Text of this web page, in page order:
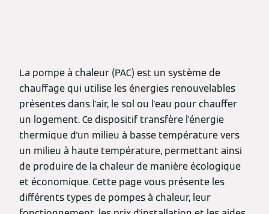
La pompe à chaleur (PAC) est un système de
chauffage qui utilise les énergies renouvelables
présentes dans l'air, le sol ou l'eau pour chauffer
un logement. Ce dispositif transfère l'énergie
thermique d'un milieu à basse température vers
un milieu à haute température, permettant ainsi
de produire de la chaleur de manière écologique
et économique. Cette page vous présente les
différents types de pompes à chaleur, leur